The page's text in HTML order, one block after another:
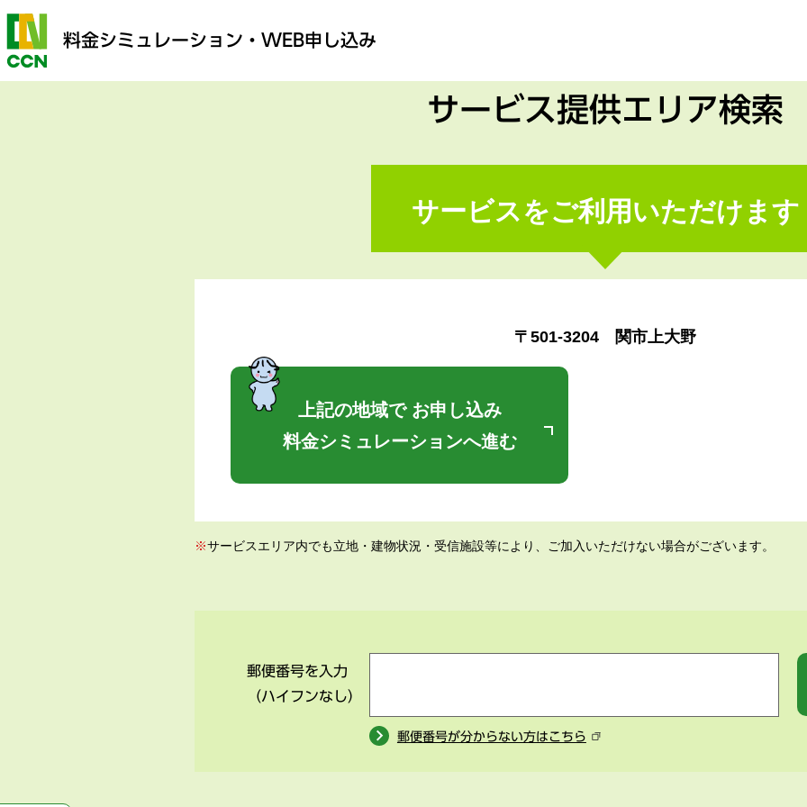
料金シミュレーション ・WEB申し込み
サービス提供エリア検索
サービスをご利用いただけます
〒501-3204 関市上大野
上記の地域で お申し込み
料金シミュレーションへ進む
※サービスエリア内でも立地・建物状況・受信施設等により、ご加入いただけない場合がございます。
郵便番号を入力
（ハイフンなし）
郵便番号が分からない方はこちら